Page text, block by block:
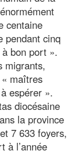
centaine
pendant cinq
bon port ».
migrants,
maîtres
espérer ».
diocésaine
la province
7 633 foyers,
à l’année